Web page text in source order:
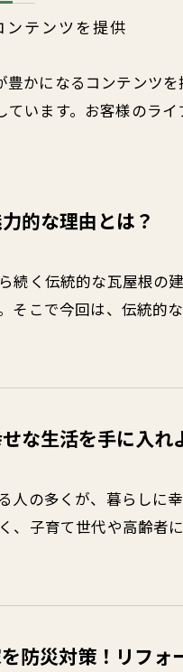
テンツを提供
かになるコンテンツ
います。お客様のライ
的な理由とは？
続く伝統的な瓦屋根の
そこで今回は、伝統的
な生活を手に入れ
人の多くが、暮らしに
、子育て世代や高齢者
防災対策！リフ